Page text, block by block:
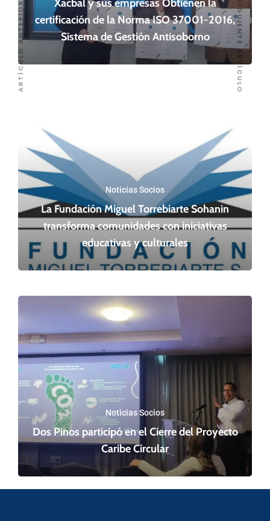
Xacbal y sus empresas Obtienen la
certificación de la Norma ISO 37001-2016,
Sistema de Gestión Antisoborno
Noticias Socios
La Fundación Miguel Torrebiarte Sohanin
transforma comunidades con iniciativas
educativas y culturales
Noticias Socios
Dos Pinos participó en el Cierre del Proyecto
Caribe Circular
ARTÍCULO ANTERIOR SIGUIENTE ARTÍCULO